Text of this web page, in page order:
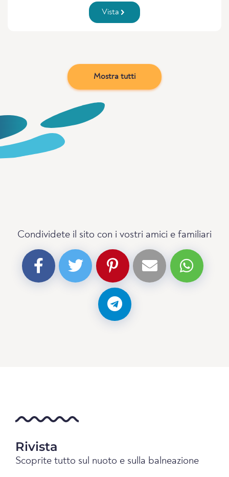
Vista
Mostra tutti
Condividete il sito con i vostri amici e familiari
Rivista
Scoprite tutto sul nuoto e sulla balneazione